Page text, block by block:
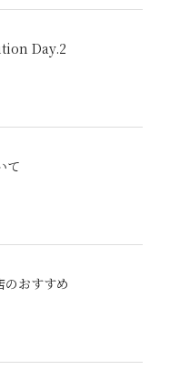
Day.2
て
おすすめ